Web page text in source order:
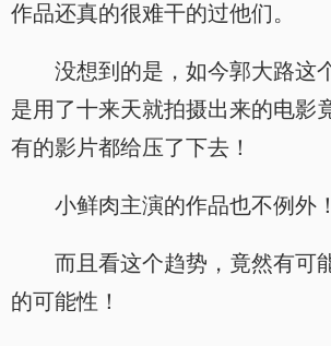
作品还真的很难干的过他们。
没想到的是，如今郭大路这
是用了十来天就拍摄出来的电影
有的影片都给压了下去！
小鲜肉主演的作品也不例外！
而且看这个趋势，竟然有可
的可能性！